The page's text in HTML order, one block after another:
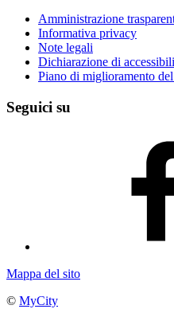
Amministrazione
Informativa privacy
Note legali
Dichiarazione di
Piano di miglioramento
Seguici su
Mappa del sito
© MyCity